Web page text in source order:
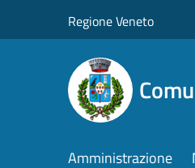
Regione Veneto
Amministrazione